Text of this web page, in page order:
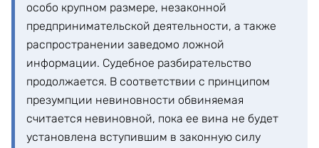
особо крупном размере, незаконной
предпринимательской деятельности, а также
распространении заведомо ложной
информации. Судебное разбирательство
продолжается. В соответствии с принципом
презумпции невиновности обвиняемая
считается невиновной, пока ее вина не будет
установлена вступившим в законную силу